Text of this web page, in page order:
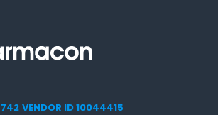
VENDOR ID 10044415